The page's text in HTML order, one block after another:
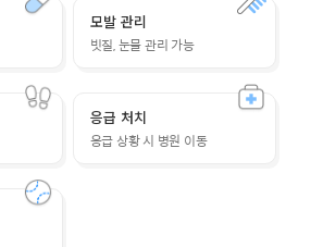
모발 관리
빗질, 눈물 관리 가능
응급 처치
응급 상황 시 병원 이동